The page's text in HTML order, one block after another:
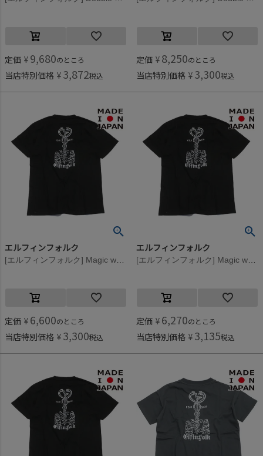
定価 ¥ 9,680のところ
当店特別価格 ¥ 3,872税込
定価 ¥ 8,250のところ
当店特別価格 ¥ 3,300税込
エルフィンフォルク
定価 ¥ 6,600のところ
当店特別価格 ¥ 3,300税込
エルフィンフォルク
定価 ¥ 6,270のところ
当店特別価格 ¥ 3,135税込